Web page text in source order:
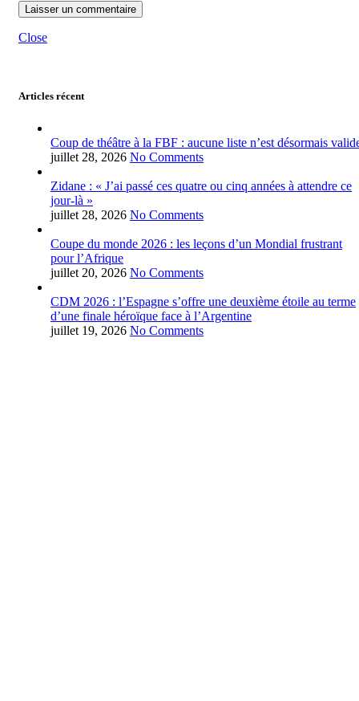
Close
Articles récent
Coup de théâtre à la FBF : aucune liste n’est désormais
juillet 28, 2026 No Comments
Zidane : « J’ai passé ces quatre ou cinq années à attendre ce
jour-là »
juillet 28, 2026 No Comments
Coupe du monde 2026 : les leçons d’un Mondial frustrant
pour l’Afrique
juillet 20, 2026 No Comments
CDM 2026 : l’Espagne s’offre une deuxième étoile au terme
d’une finale héroïque face à l’Argentine
juillet 19, 2026 No Comments